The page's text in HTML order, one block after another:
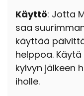
Käyttö: Jotta
saa
käyttää
helppoa.
kylvyn jälkeen
iholle.